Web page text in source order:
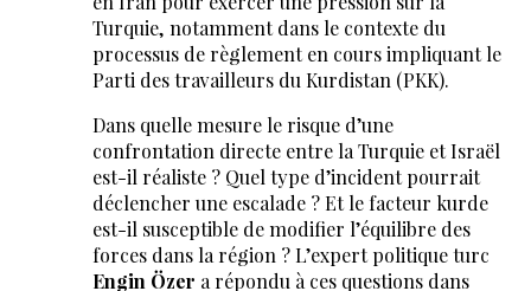
Turquie, notamment dans le contexte du
processus de règlement en cours impliquant le
Parti des travailleurs du Kurdistan (PKK).
Dans quelle mesure le risque d’une
confrontation directe entre la Turquie et Israël
est-il réaliste ? Quel type d’incident pourrait
déclencher une escalade ? Et le facteur kurde
est-il susceptible de modifier l’équilibre des
forces dans la région ? L’expert politique turc
Engin Özer a répondu à ces questions dans